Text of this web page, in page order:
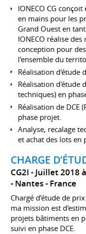
IONECO CG
en mains pour les
Grand Ouest en
IONECO réalise
conception pour
l'ensemble du
Réalisation d'étude
Réalisation d'étude
techniques) en
Réalisation de DCE
phase projet.
Analyse, recalage
et achat des lots en
CHARGE
CG2I Juillet 2018
Nantes
France
Chargé d’étude de
ma mission est
projets bâtiments en
suivi en phase DCE.